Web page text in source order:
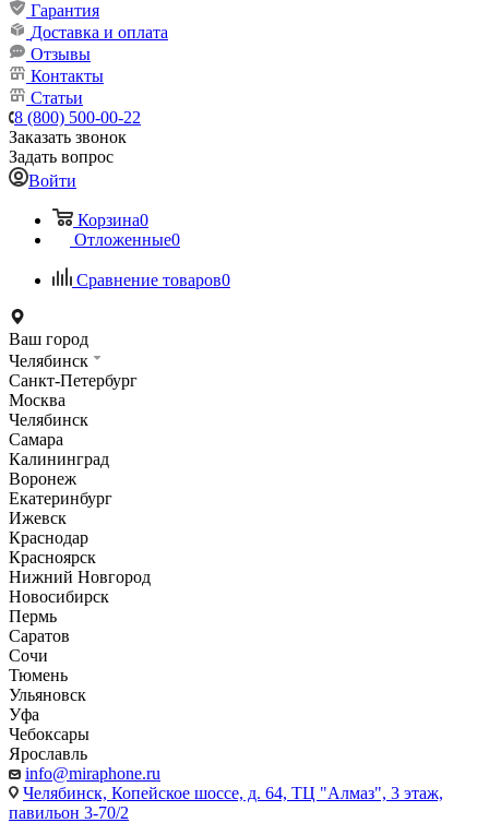
Гарантия
Доставка и оплата
Отзывы
Контакты
Статьи
8 (800) 500-00-22
Заказать звонок
Задать вопрос
Войти
Корзина0
Отложенные0
Сравнение товаров0
Ваш город
Челябинск
Санкт-Петербург
Москва
Челябинск
Самара
Калининград
Воронеж
Екатеринбург
Ижевск
Краснодар
Красноярск
Нижний Новгород
Новосибирск
Пермь
Саратов
Сочи
Тюмень
Ульяновск
Уфа
Чебоксары
Ярославль
info@miraphone.ru
Челябинск, Копейское шоссе, д. 64, ТЦ "Алмаз", 3 этаж,
павильон 3-70/2